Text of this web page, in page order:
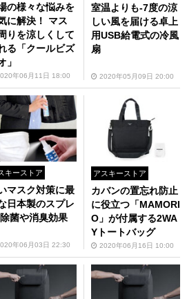
の様々な悩みを
に解決！ マス
りを涼しくして
る「クールビズ
」
年06月11日 18:00
室温よりも-7度の涼
しい風を届ける卓上
用USB給電式の冷風
扇
2020年05月09日 20:00
キーストア
マスク対策に最
日本製のスプレ
菌や消臭効果
年06月03日 22:30
アスキーストア
カバンの置忘れ防止
に役立つ「MAMORI
O」が付属する2WA
Yトートバッグ
2020年06月16日 10:00